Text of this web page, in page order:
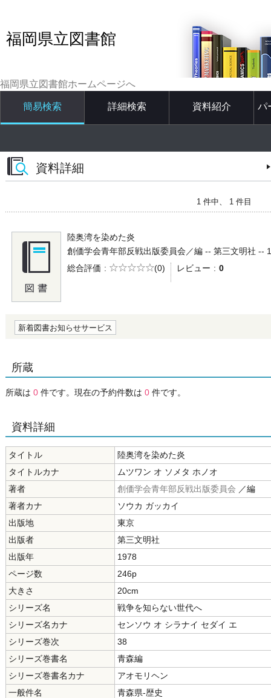
福岡県立図書館
福岡県立図書館ホームページへ
簡易検索 詳細検索 資料紹介 パ
資料詳細
1 件中、 1 件目
陸奥湾を染めた炎
創価学会青年部反戦出版委員会／編 -- 第三文明社 --
総合評価
5段階評価
(0) レビュー 0
新着図書お知らせサービス
所蔵
所蔵は 0 件です。現在の予約件数は 0 件です。
資料詳細
タイトル
陸奥湾を染めた炎
タイトルカナ
ムツワン オ ソメタ ホノオ
著者
創価学会青年部反戦出版委員会 ／編
著者カナ
ソウカ ガッカイ
出版地
東京
出版者
第三文明社
出版年
1978
ページ数
246p
大きさ
20cm
シリーズ名
戦争を知らない世代へ
シリーズ名カナ
センソウ オ シラナイ セダイ エ
シリーズ巻次
38
シリーズ巻書名
青森編
シリーズ巻書名カナ
アオモリヘン
一般件名
青森県-歴史